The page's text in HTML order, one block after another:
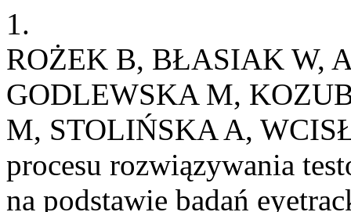
1.
ROŻEK B, BŁASIAK W,
GODLEWSKA M,
M, STOLIŃSKA A,
procesu rozwiązywania
na podstawie badań